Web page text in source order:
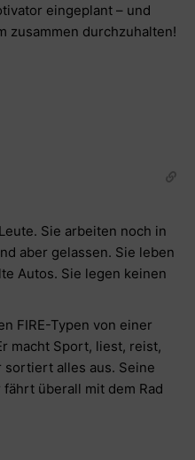
eingeplant – und
zusammen durchzuhalten!
Sie arbeiten noch in
aber gelassen. Sie leben
Autos. Sie legen keinen
FIRE-Typen von einer
macht Sport, liest, reist,
sortiert alles aus. Seine
überall mit dem Rad